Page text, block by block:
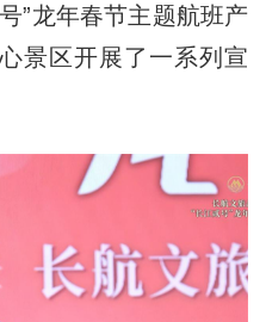
”龙年春节主题航班产
景区开展了一系列宣